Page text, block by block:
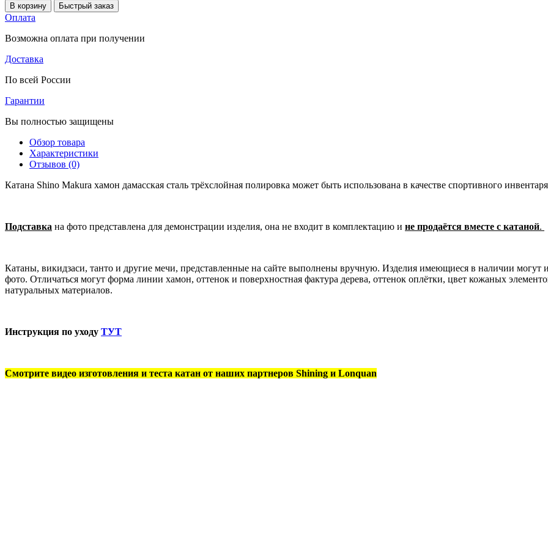
В корзину
Быстрый заказ
Оплата
Возможна оплата при получении
Доставка
По всей России
Гарантии
Вы полностью защищены
Обзор товара
Характеристики
Отзывов (0)
Катана Shino Makura хамон дамасская сталь трёхслойная полировка может быть использована в качестве спортивного
Подставка на фото представлена для демонстрации изделия, она не входит в комплектацию и не продаётся вместе с катаной.
Катаны, викидзаси, танто и другие мечи, представленные на сайте выполнены вручную. Изделия имеющиеся в наличии могут
фото. Отличаться могут форма линии хамон, оттенок и поверхностная фактура дерева, оттенок оплётки, цвет кожаных
натуральных материалов.
Инструкция по уходу ТУТ
Смотрите видео изготовления и теста катан от наших партнеров Shining и Lonquan